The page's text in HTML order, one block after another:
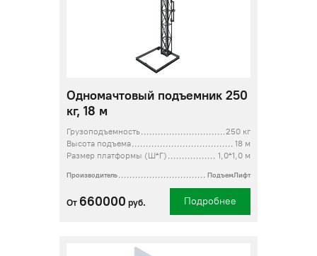
Одномачтовый подъемник 250
кг, 18 м
Грузоподъемность
250 кг
Высота подъема
18 м
Размер платформы (Ш*Г)
1,0*1,0 м
Производитель ПодъемЛифт
От 660000 руб. Подробнее